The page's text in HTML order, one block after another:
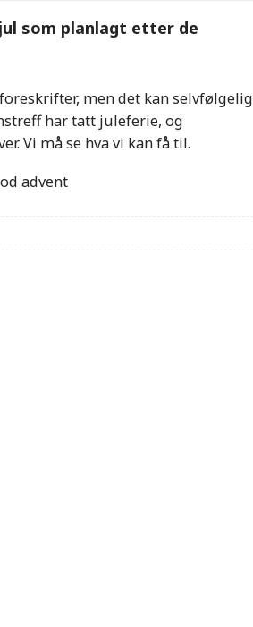
som planlagt etter de
men det kan selvfølgelig
har tatt juleferie, og
Vi må se hva vi kan få til.
advent